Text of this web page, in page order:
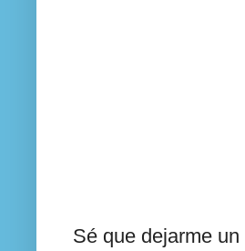
Sé que dejarme